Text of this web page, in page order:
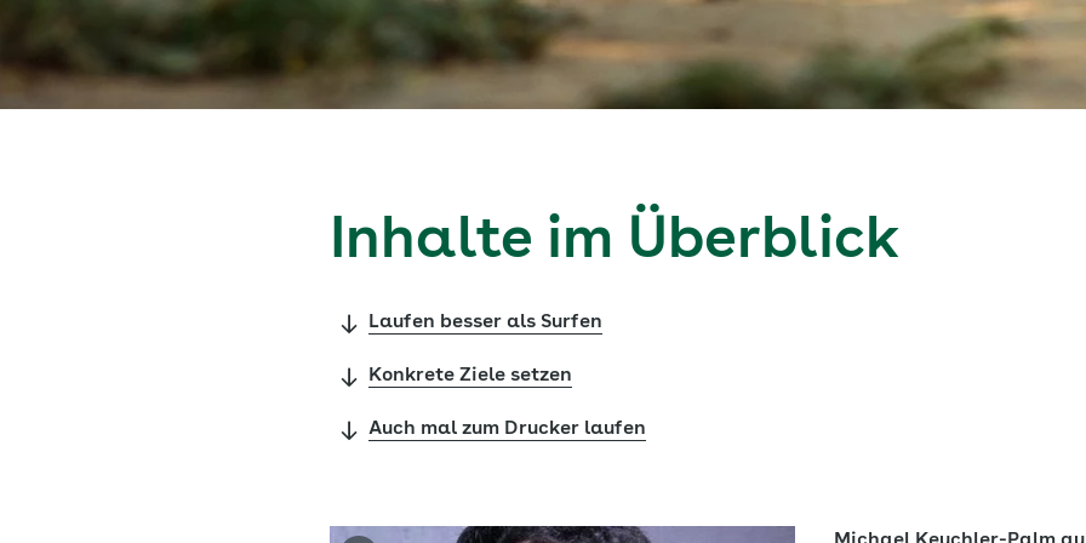
Inhalte im Überblick
Laufen besser als Surfen
Konkrete Ziele setzen
Auch mal zum Drucker laufen